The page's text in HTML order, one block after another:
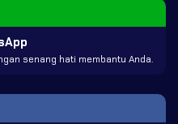
senang hati membantu Anda.